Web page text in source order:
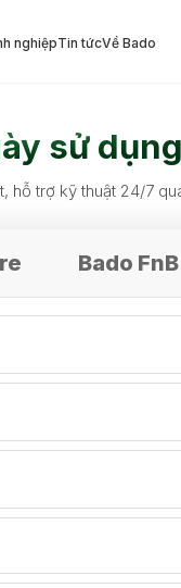
nghiệpTin tứcVề Bado
sử
hỗ trợ kỹ thuật 24/7
Bado FnB